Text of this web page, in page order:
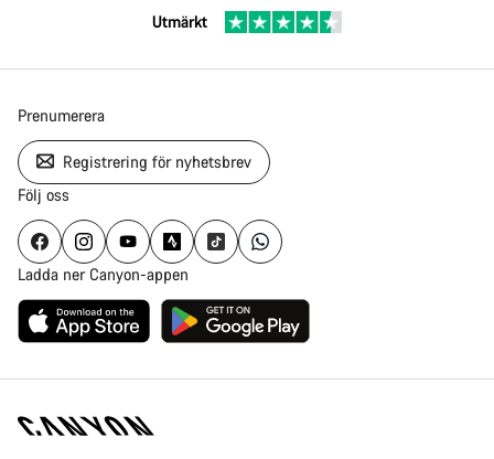
Utmärkt
Prenumerera
Registrering för nyhetsbrev
Följ oss
Ladda ner Canyon-appen